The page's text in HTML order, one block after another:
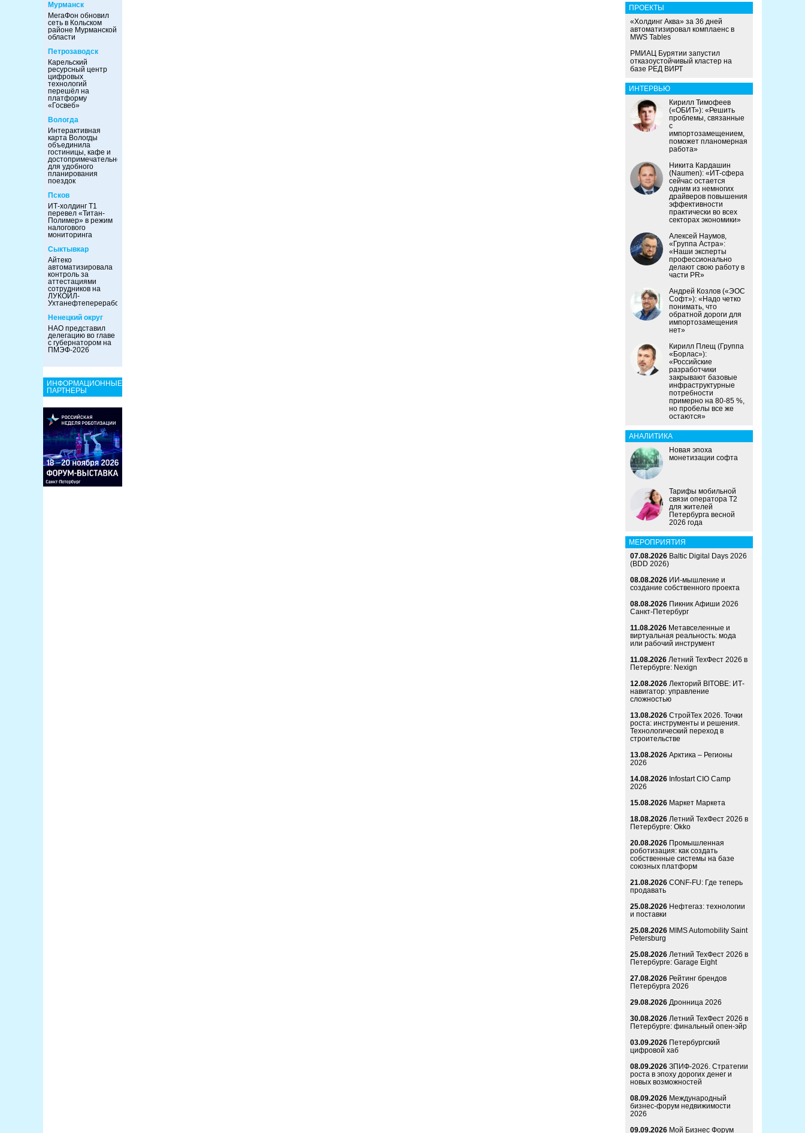
Мурманск
МегаФон обновил
сеть в Кольском
районе Мурманской
области
Петрозаводск
Карельский
ресурсный центр
цифровых
технологий
перешёл на
платформу
«Госвеб»
Вологда
Интерактивная
карта Вологды
объединила
гостиницы, кафе и
достопримечательности
для удобного
планирования
поездок
Псков
ИТ-холдинг Т1
перевел «Титан-
Полимер» в режим
налогового
мониторинга
Сыктывкар
Айтеко
автоматизировала
контроль за
аттестациями
сотрудников на
ЛУКОЙЛ-
Ухтанефтепереработка
Ненецкий округ
НАО представил
делегацию во главе
с губернатором на
ПМЭФ-2026
ИНФОРМАЦИОННЫЕ
ПАРТНЕРЫ
ПРОЕКТЫ
«Холдинг Аква» за 36 дней
автоматизировал комплаенс в
MWS Tables
РМИАЦ Бурятии запустил
отказоустойчивый кластер на
базе РЕД ВИРТ
ИНТЕРВЬЮ
Кирилл Тимофеев
(«ОБИТ»): «Решить
проблемы, связанные
с
импортозамещением,
поможет планомерная
работа»
Никита Кардашин
(Naumen): «ИТ-сфера
сейчас остается
одним из немногих
драйверов повышения
эффективности
практически во всех
секторах экономики»
Алексей Наумов,
«Группа Астра»:
«Наши эксперты
профессионально
делают свою работу в
части PR»
Андрей Козлов («ЭОС
Софт»): «Надо четко
понимать, что
обратной дороги для
импортозамещения
нет»
Кирилл Плещ (Группа
«Борлас»):
«Российские
разработчики
закрывают базовые
инфраструктурные
потребности
примерно на 80-85 %,
но пробелы все же
остаются»
АНАЛИТИКА
Новая эпоха
монетизации софта
Тарифы мобильной
связи оператора Т2
для жителей
Петербурга весной
2026 года
МЕРОПРИЯТИЯ
07.08.2026 Baltic Digital Days 2026
(BDD 2026)
08.08.2026 ИИ-мышление и
создание собственного проекта
08.08.2026 Пикник Афиши 2026
Санкт-Петербург
11.08.2026 Метавселенные и
виртуальная реальность: мода
или рабочий инструмент
11.08.2026 Летний ТехФест 2026 в
Петербурге: Nexign
12.08.2026 Лекторий BITOBE: ИТ-
навигатор: управление
сложностью
13.08.2026 СтройТех 2026. Точки
роста: инструменты и решения.
Технологический переход в
строительстве
13.08.2026 Арктика – Регионы
2026
14.08.2026 Infostart CIO Camp
2026
15.08.2026 Маркет Маркета
18.08.2026 Летний ТехФест 2026 в
Петербурге: Okko
20.08.2026 Промышленная
роботизация: как создать
собственные системы на базе
союзных платформ
21.08.2026 CONF-FU: Где теперь
продавать
25.08.2026 Нефтегаз: технологии
и поставки
25.08.2026 MIMS Automobility Saint
Petersburg
25.08.2026 Летний ТехФест 2026 в
Петербурге: Garage Eight
27.08.2026 Рейтинг брендов
Петербурга 2026
29.08.2026 Дронница 2026
30.08.2026 Летний ТехФест 2026 в
Петербурге: финальный опен-эйр
03.09.2026 Петербургский
цифровой хаб
08.09.2026 ЗПИФ-2026. Стратегии
роста в эпоху дорогих денег и
новых возможностей
08.09.2026 Международный
бизнес-форум недвижимости
2026
09.09.2026 Мой Бизнес Форум